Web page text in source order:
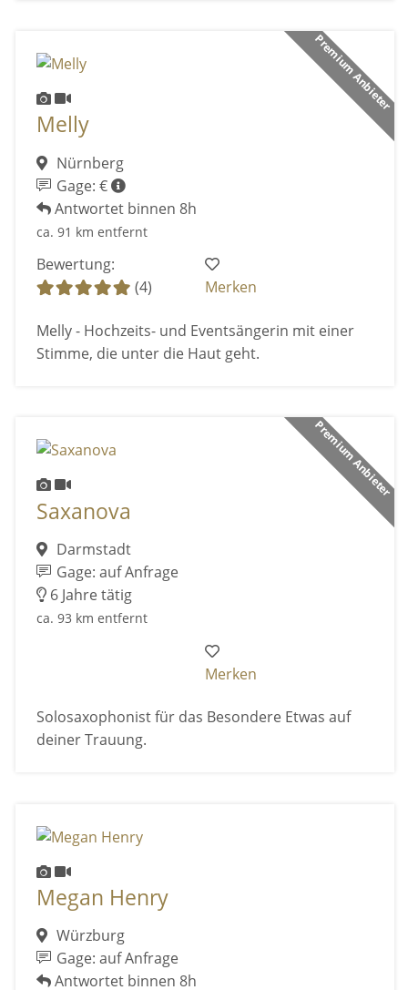
Premium Anbieter
Melly
Nürnberg
Gage: €
Antwortet binnen 8h
ca. 91 km entfernt
Bewertung:
(4)
Merken
Melly - Hochzeits- und Eventsängerin mit einer
Stimme, die unter die Haut geht.
Premium Anbieter
Saxanova
Darmstadt
Gage: auf Anfrage
6 Jahre tätig
ca. 93 km entfernt
Merken
Solosaxophonist für das Besondere Etwas auf
deiner Trauung.
Megan Henry
Würzburg
Gage: auf Anfrage
Antwortet binnen 8h